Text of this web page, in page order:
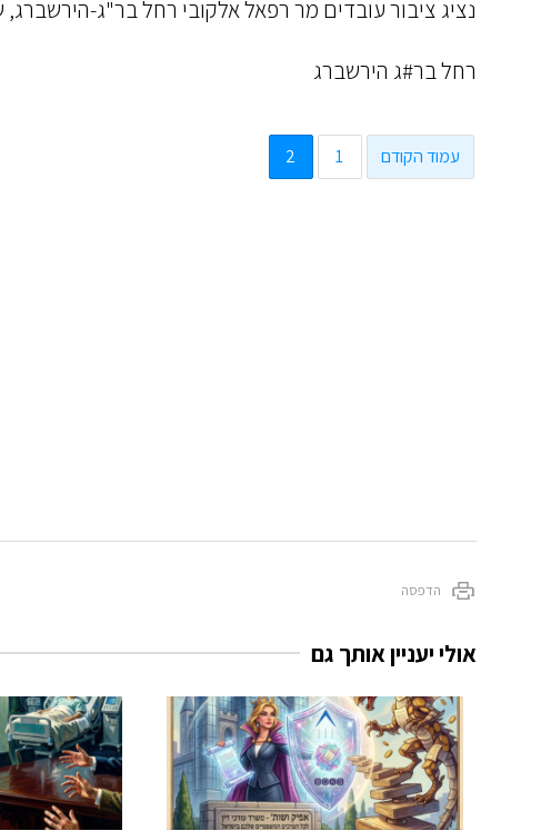
נציג ציבור עובדים מר רפאל אלקובי רחל בר"ג-
רחל בר#ג הירשברג
עמוד הקודם 1
2
הדפסה
אולי יעניין אותך גם